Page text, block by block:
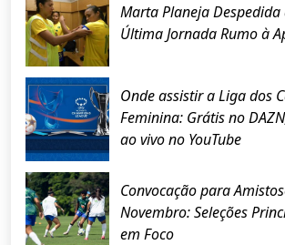
Marta Planeja Despedida
Última Jornada Rumo à
Onde assistir a Liga dos
Feminina: Grátis no
ao vivo no YouTube
Convocação para
Novembro: Seleções
em Foco